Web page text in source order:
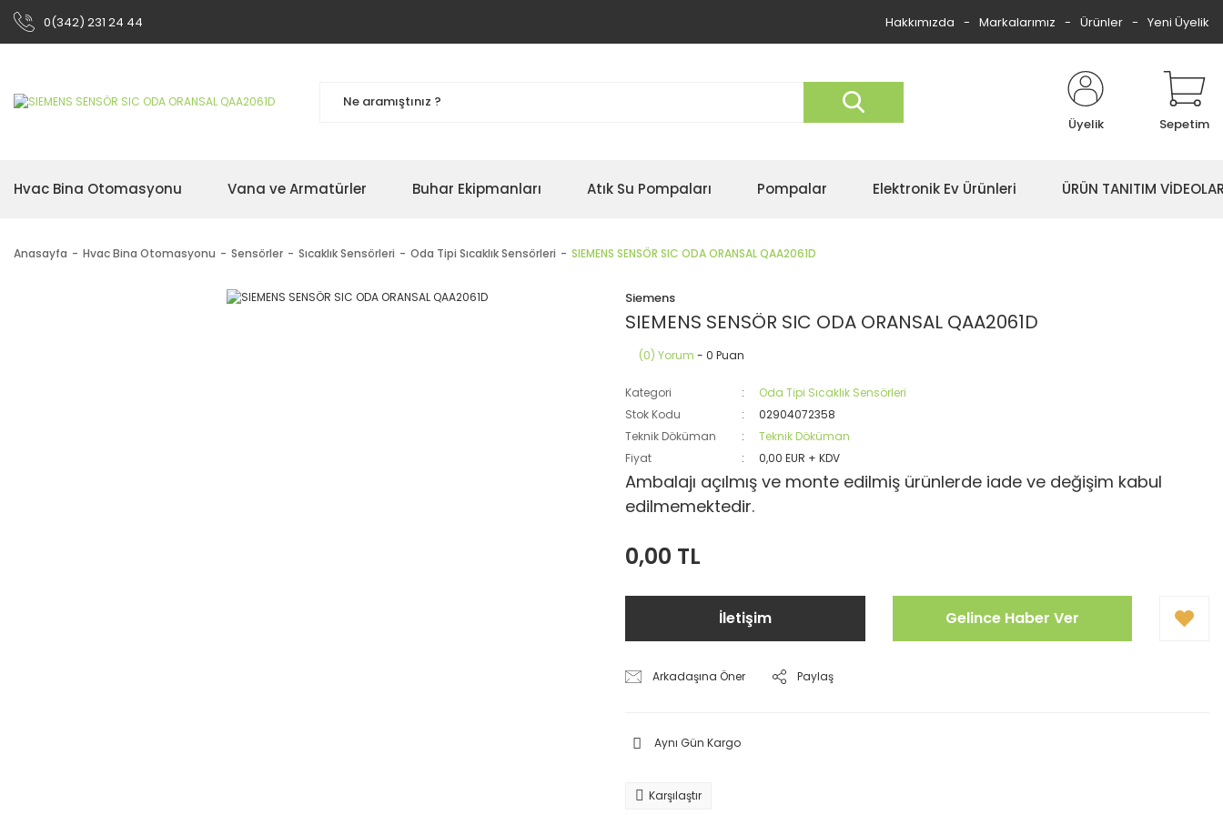
0(342) 231 24 44 Hakkımızda Markalarımız Ürünler Yeni Üyelik
Üyelik Sepetim
Hvac Bina Otomasyonu Vana ve Armatürler Buhar Ekipmanları Atık Su Pompaları Pompalar Elektronik Ev Ürünleri ÜRÜN TANITIM
Anasayfa Hvac Bina Otomasyonu Sensörler Sıcaklık Sensörleri Oda Tipi Sıcaklık Sensörleri SIEMENS SENSÖR SIC ODA ORANSAL QAA2061D
Siemens
SIEMENS SENSÖR SIC ODA ORANSAL QAA2061D
(0) Yorum - 0 Puan
Kategori
Oda Tipi Sıcaklık Sensörleri
Stok Kodu
02904072358
Teknik Döküman
Teknik Döküman
Fiyat
0,00 EUR + KDV
Ambalajı açılmış ve monte edilmiş ürünlerde iade ve değişim kabul
edilmemektedir.
0,00 TL
İletişim Gelince Haber Ver
Arkadaşına Öner Paylaş
Aynı Gün Kargo
Karşılaştır